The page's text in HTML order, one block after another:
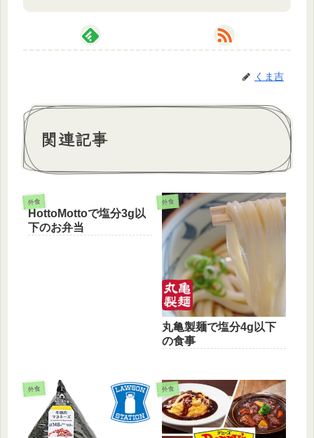
くま吉
関連記事
外食
HottoMottoで塩分3g以
下のお弁当
外食
丸亀製麺で塩分4g以下
の食事
外食 外食